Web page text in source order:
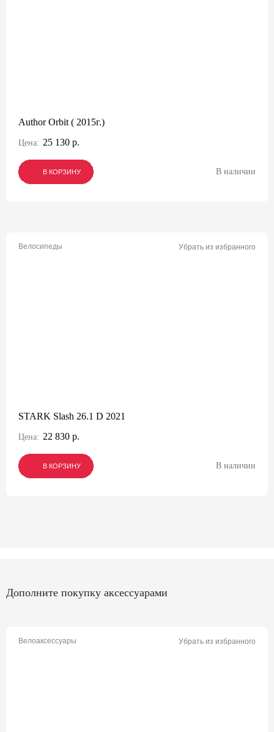
Author Orbit ( 2015г.)
Цена: 25 130 р.
В КОРЗИНУ
В КОРЗИНУ
В КОРЗИНУ В наличии
Велосипеды Убрать из избранного
STARK Slash 26.1 D 2021
Цена: 22 830 р.
В КОРЗИНУ
В КОРЗИНУ
В КОРЗИНУ В наличии
Дополните покупку аксессуарами
Велоаксессуары Убрать из избранного